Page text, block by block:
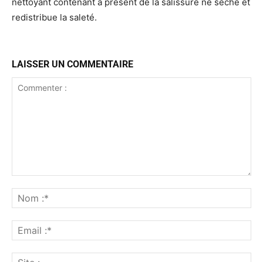
redistribue la saleté.
LAISSER UN COMMENTAIRE